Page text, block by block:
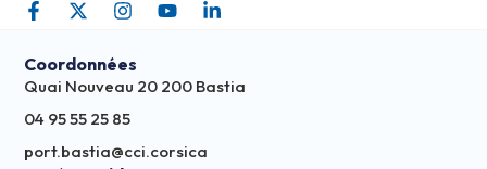
Coordonnées
Quai Nouveau 20 200 Bastia
04 95 55 25 85
port.bastia@cci.corsica